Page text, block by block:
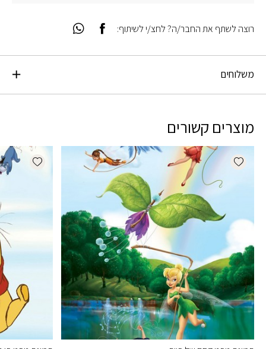
משלוחים
רוצה לשתף את החבר/ה? לחצ/י לשיתוף:
מוצרים קשורים
Add wishlist
wishlist